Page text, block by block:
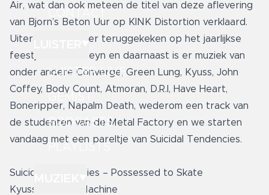
LUISTER LIVE
GEMIST
PODCASTS
PLAYLISTS
Air, wat dan ook meteen de titel van deze aflevering
van Bjorn’s Beton Uur op KINK Distortion verklaard.
Uiteraard wordt er teruggekeken op het jaarlijkse
feestje in Ysselsteyn en daarnaast is er muziek van
onder andere Converge, Green Lung, Kyuss, John
Coffey, Body Count, Atmoran, D.R.I, Have Heart,
Boneripper, Napalm Death, wederom een track van
de studenten van de Metal Factory en we starten
vandaag met een pareltje van Suicidal Tendencies.
Suicidal Tendencies – Possessed to Skate
Kyuss – Green Machine